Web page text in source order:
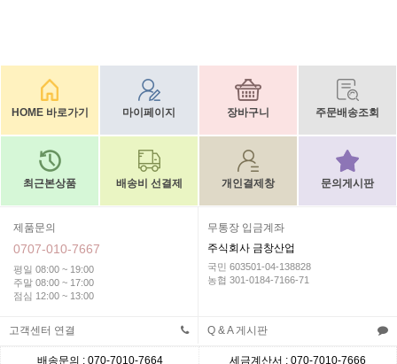
HOME 바로가기 마이페이지 장바구니 주문배송조회
최근본상품 배송비 선결제 개인결제창 문의게시판
제품문의
0707-010-7667
평일 08:00 ~ 19:00
주말 08:00 ~ 17:00
점심 12:00 ~ 13:00
무통장 입금계좌
주식회사 금창산업
국민 603501-04-138828
농협 301-0184-7166-71
고객센터 연결 Q & A 게시판
배송문의 : 070-7010-7664 세금계산서 : 070-7010-7666